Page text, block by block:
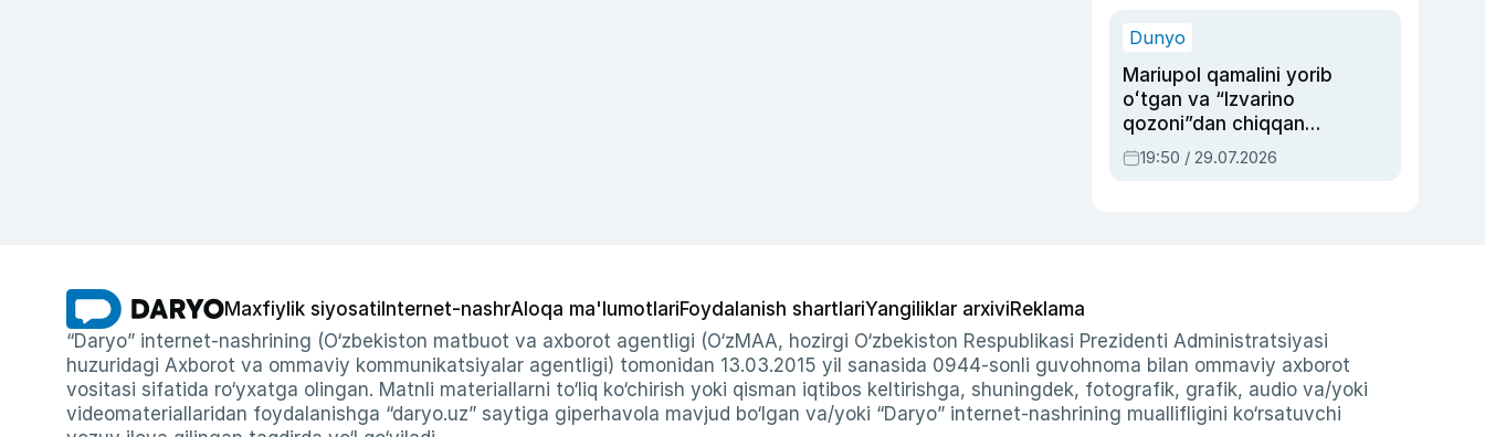
Dunyo
Mariupol qamalini yorib
oʻtgan va “Izvarino
qozoni”dan chiqqan
qahramon — Ukraina
armiyasi bosh
19:50 / 29.07.2026
Maxfiylik siyosati Internet-nashrAloqa ma'lumotlariFoydalanish shartlariYangiliklar arxiviReklama
“Daryo” internet-nashrining (O‘zbekiston matbuot va axborot agentligi (O‘zMAA, hozirgi O‘zbekiston Respublikasi Prezidenti Administratsiyasi
huzuridagi Axborot va ommaviy kommunikatsiyalar agentligi) tomonidan 13.03.2015 yil sanasida 0944-sonli guvohnoma bilan ommaviy axborot
vositasi sifatida ro‘yxatga olingan. Matnli materiallarni to‘liq ko‘chirish yoki qisman iqtibos keltirishga, shuningdek, fotografik, grafik, audio va/yoki
videomateriallaridan foydalanishga “daryo.uz” saytiga giperhavola mavjud bo‘lgan va/yoki “Daryo” internet-nashrining muallifligini ko‘rsatuvchi